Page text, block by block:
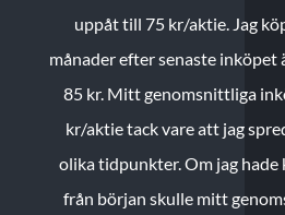
uppåt till 75 kr/aktie. Jag
månader efter senaste inköpet
85 kr. Mitt genomsnittliga
kr/aktie tack vare att jag
olika tidpunkter. Om jag
från början skulle mitt